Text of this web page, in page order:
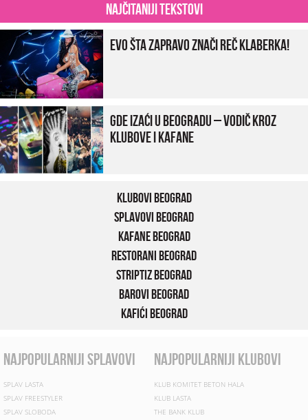
Najčitaniji tekstovi
Evo šta zapravo znači reč klaberka!
Gde izaći u Beogradu – vodič kroz
klubove i kafane
Klubovi Beograd
Splavovi Beograd
Kafane Beograd
Restorani Beograd
Striptiz Beograd
Barovi Beograd
Kafići Beograd
najpopularniji splavovi
SPLAV LASTA
SPLAV FREESTYLER
SPLAV SLOBODA
najpopularniji klubovi
KLUB KOMITET BETON HALA
KLUB LASTA
THE BANK KLUB